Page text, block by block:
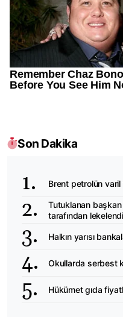
Son Dakika
Brent petrolün varil
Tutuklanan
tarafından
Halkın yarısı
Okullarda serbest
Hükümet gıda